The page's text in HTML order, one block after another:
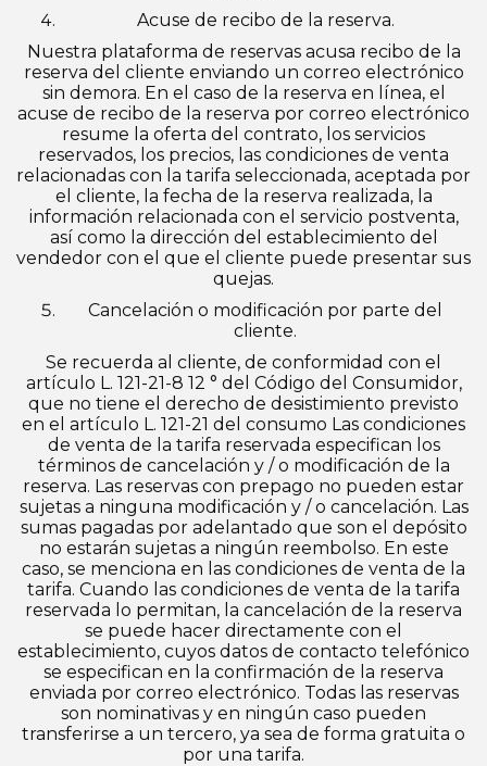
Acuse de recibo de la reserva.
Nuestra plataforma de reservas acusa recibo de la
reserva del cliente enviando un correo electrónico
sin demora. En el caso de la reserva en línea, el
acuse de recibo de la reserva por correo electrónico
resume la oferta del contrato, los servicios
reservados, los precios, las condiciones de venta
relacionadas con la tarifa seleccionada, aceptada por
el cliente, la fecha de la reserva realizada, la
información relacionada con el servicio postventa,
así como la dirección del establecimiento del
vendedor con el que el cliente puede presentar sus
quejas.
Cancelación o modificación por parte del
cliente.
Se recuerda al cliente, de conformidad con el
artículo L. 121-21-8 12 ° del Código del Consumidor,
que no tiene el derecho de desistimiento previsto
en el artículo L. 121-21 del consumo Las condiciones
de venta de la tarifa reservada especifican los
términos de cancelación y / o modificación de la
reserva. Las reservas con prepago no pueden estar
sujetas a ninguna modificación y / o cancelación. Las
sumas pagadas por adelantado que son el depósito
no estarán sujetas a ningún reembolso. En este
caso, se menciona en las condiciones de venta de la
tarifa. Cuando las condiciones de venta de la tarifa
reservada lo permitan, la cancelación de la reserva
se puede hacer directamente con el
establecimiento, cuyos datos de contacto telefónico
se especifican en la confirmación de la reserva
enviada por correo electrónico. Todas las reservas
son nominativas y en ningún caso pueden
transferirse a un tercero, ya sea de forma gratuita o
por una tarifa.